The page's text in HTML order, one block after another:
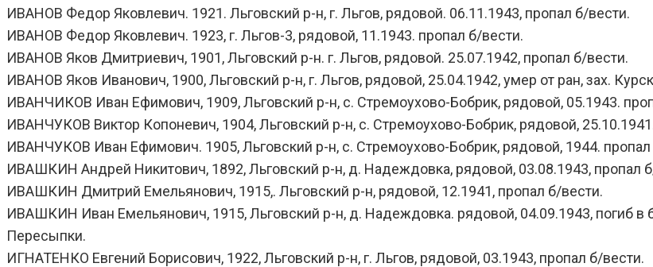
ИВАНОВ Федор Яковлевич. 1921. Льговский р-н, г. Льгов, рядовой. 06.11.1943, пропал б/вести.
ИВАНОВ Федор Яковлевич. 1923, г. Льгов-3, рядовой, 11.1943. пропал б/вести.
ИВАНОВ Яков Дмитриевич, 1901, Льговский р-н. г. Льгов, рядовой. 25.07.1942, пропал б/вести.
ИВАНОВ Яков Иванович, 1900, Льговский р-н, г. Льгов, рядовой, 25.04.1942, умер от ран, зах.
ИВАНЧИКОВ Иван Ефимович, 1909, Льговский р-н, с. Стремоухово-Бобрик, рядовой, 05.1943.
ИВАНЧУКОВ Виктор Копоневич, 1904, Льговский р-н, с. Стремоухово-Бобрик, рядовой,
ИВАНЧУКОВ Иван Ефимович. 1905, Льговский р-н, с. Стремоухово-Бобрик, рядовой, 1944. пропал
ИВАШКИН Андрей Никитович, 1892, Льговский р-н, д. Надеждовка, рядовой, 03.08.1943, пропал
ИВАШКИН Дмитрий Емельянович, 1915,. Льговский р-н, рядовой, 12.1941, пропал б/вести.
ИВАШКИН Иван Емельянович, 1915, Льговский р-н, д. Надеждовка. рядовой, 04.09.1943, погиб в
Пересыпки.
ИГНАТЕНКО Евгений Борисович, 1922, Льговский р-н, г. Льгов, рядовой, 03.1943, пропал б/вести.